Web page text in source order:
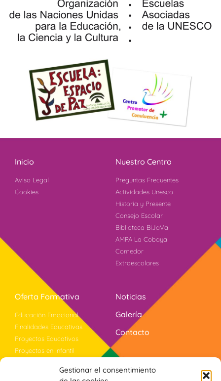
Gestionar el consentimiento
Inicio
Aviso Legal
Cookies
Nuestro Centro
Preguntas Frecuentes
Actividades Unesco
Historia y Presente
Consejo Escolar
Biblioteca BiJaVa
AMPA La Cobaya
Comedor
Extraescolares
Oferta Formativa
Educación Emocional
Finalidades Educativas
Proyectos Educativos
Proyectos en Infantil
Noticias
Galería
Contacto